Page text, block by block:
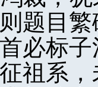
题目
必标
祖系